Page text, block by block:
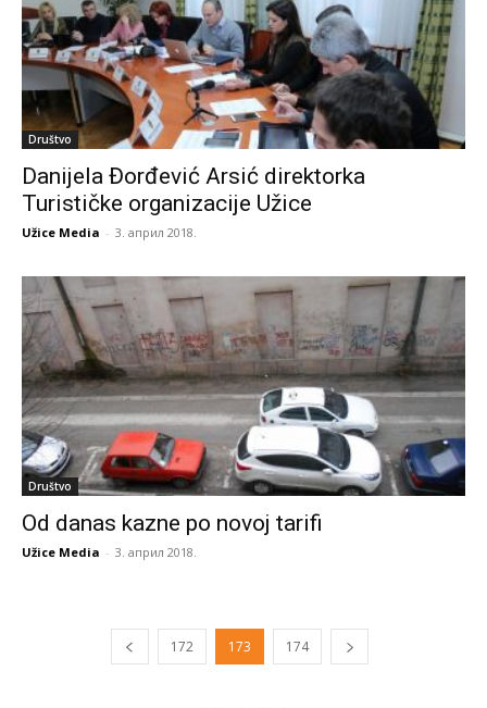
Društvo
Danijela Đorđević Arsić direktorka
Turističke organizacije Užice
Užice Media - 3. април 2018.
Društvo
Od danas kazne po novoj tarifi
Užice Media - 3. април 2018.
172 173 174